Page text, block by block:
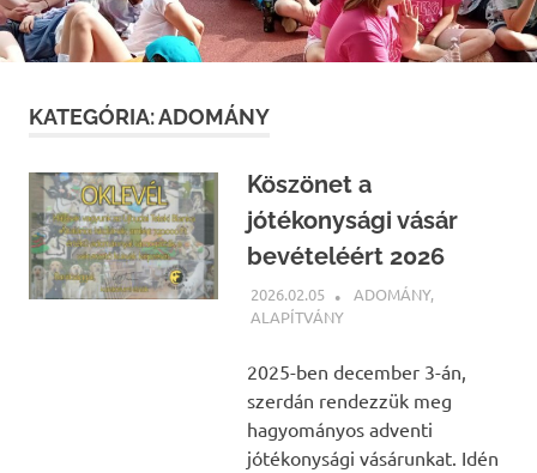
to
content
KATEGÓRIA:ADOMÁNY
Köszönet a
jótékonysági vásár
bevételéért 2026
2026.02.05 BÁRTFAI JUDIT
ADOMÁNY,
ALAPÍTVÁNY
2025-ben december 3-án,
szerdán rendezzük meg
hagyományos adventi
jótékonysági vásárunkat. Idén